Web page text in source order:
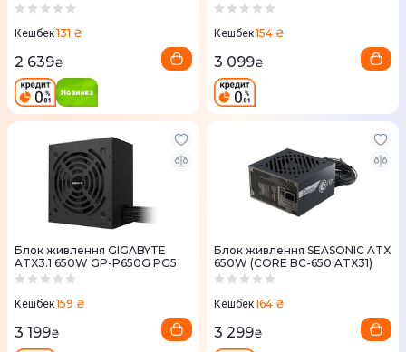
Кешбек131 ₴
2 639₴
Кешбек154 ₴
3 099₴
Блок живлення GIGABYTE
ATX3.1 650W GP-P650G PG5
Кешбек159 ₴
3 199₴
Блок живлення SEASONIC ATX
650W (CORE BC-650 ATX31)
Кешбек164 ₴
3 299₴